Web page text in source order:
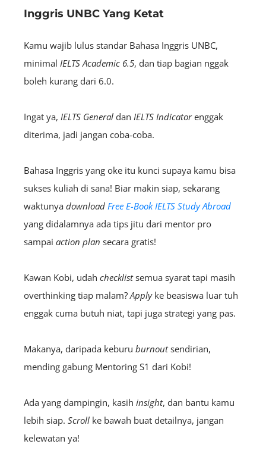
Inggris UNBC Yang Ketat
Kamu wajib lulus standar Bahasa Inggris UNBC,
minimal IELTS Academic 6.5, dan tiap bagian nggak
boleh kurang dari 6.0.
Ingat ya, IELTS General dan IELTS Indicatorenggak
diterima, jadi jangan coba-coba.
Bahasa Inggris yang oke itu kunci supaya kamu bisa
sukses kuliah di sana! Biar makin siap, sekarang
waktunya download Free E-Book IELTS Study Abroad
yang didalamnya ada tips jitu dari mentor pro
sampai action plan secara gratis!
Kawan Kobi, udah checklistsemua syarat tapi masih
overthinking tiap malam?Applyke beasiswa luar tuh
enggak cuma butuh niat, tapi juga strategi yang pas.
Makanya, daripada keburu burnoutsendirian,
mending gabung Mentoring S1 dari Kobi!
Ada yang dampingin, kasih insight, dan bantu kamu
lebih siap. Scroll ke bawah buat detailnya, jangan
kelewatan ya!